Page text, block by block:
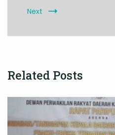
Next
Related Posts